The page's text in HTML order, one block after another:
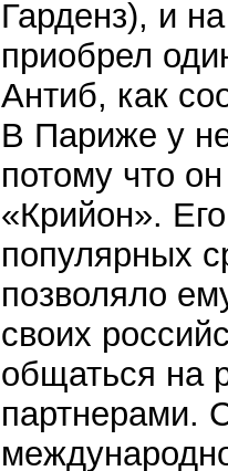
Гарденз), и
приобрел
Антиб, как
В Париже у
потому что
«Крийон».
популярных
позволяло
своих
общаться на
партнерами.